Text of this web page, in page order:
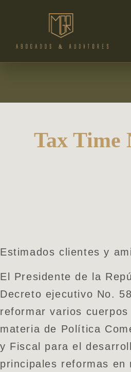
Tax Time
Estimados clientes y
El Presidente de la
Decreto ejecutivo No.
reformar varios
materia de Política
y Fiscal para el
principales reformas en